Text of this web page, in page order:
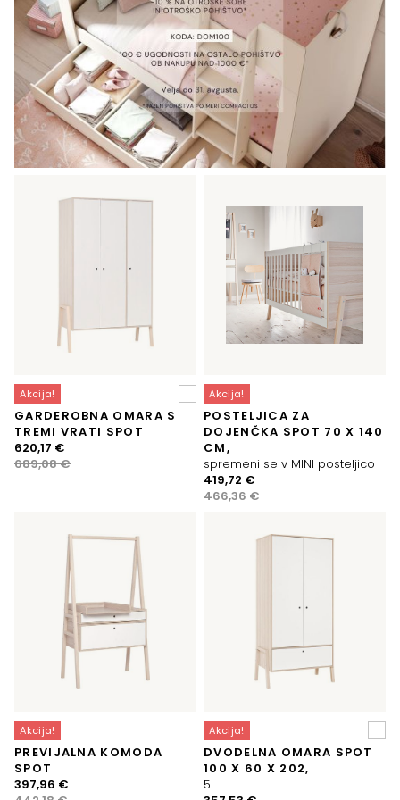
Akcija!
GARDEROBNA OMARA S
TREMI VRATI SPOT
689,08€
Izvirna
cena
620,17 €
Trenutna
cena
Akcija!
POSTELJICA ZA
DOJENČKA SPOT 70 X 140
CM,
spremeni se v MINI posteljico
466,36€
Izvirna
cena
466,36 €.
419,72 €
Trenutna
cena
Akcija!
PREVIJALNA KOMODA
SPOT
Izvirna
397,96 €
Trenutna
Akcija!
DVODELNA OMARA SPOT
100 X 60 X 202,
5